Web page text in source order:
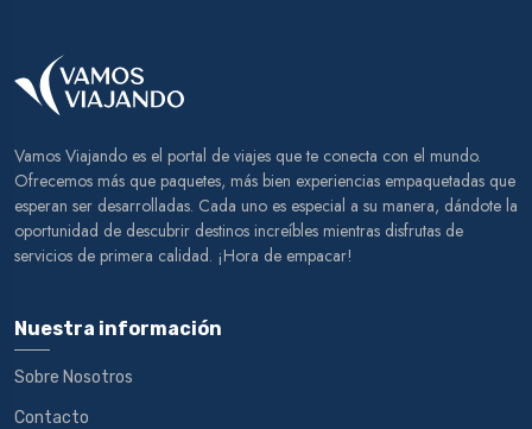
Vamos Viajando es el portal de viajes que te conecta con el mundo.
Ofrecemos más que paquetes, más bien experiencias empaquetadas que
esperan ser desarrolladas. Cada uno es especial a su manera, dándote la
oportunidad de descubrir destinos increíbles mientras disfrutas de
servicios de primera calidad. ¡Hora de empacar!
Nuestra información
Sobre Nosotros
Contacto